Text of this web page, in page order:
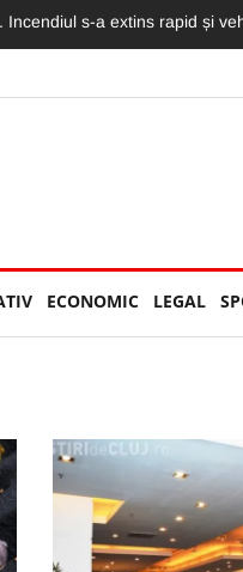
„Nu am văzut niciun
ECONOMIC LEGAL